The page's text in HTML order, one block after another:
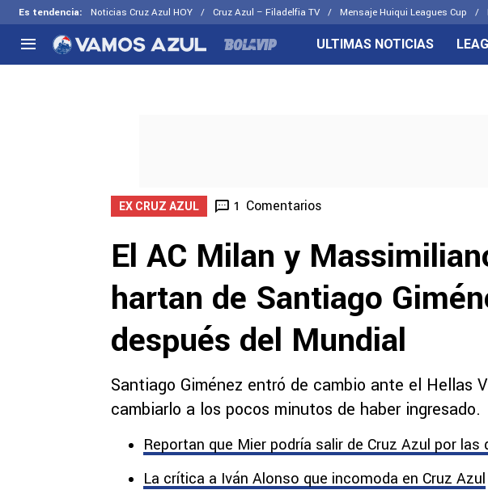
Es tendencia: Noticias Cruz Azul HOY Cruz Azul – Filadelfia TV Mensaje Huiqui Leagues Cup
Selección Mexicana
ULTIMAS NOTICIAS
EX CRUZ AZUL 1 Comentarios
El AC Milan y
hartan de Santiago
después del Mundial
Santiago Giménez entró de cambio ante el Hellas
cambiarlo a los pocos minutos de haber ingresado.
Reportan que Mier podría salir de Cruz Azul por las
La crítica a Iván Alonso que incomoda en Cruz Azul